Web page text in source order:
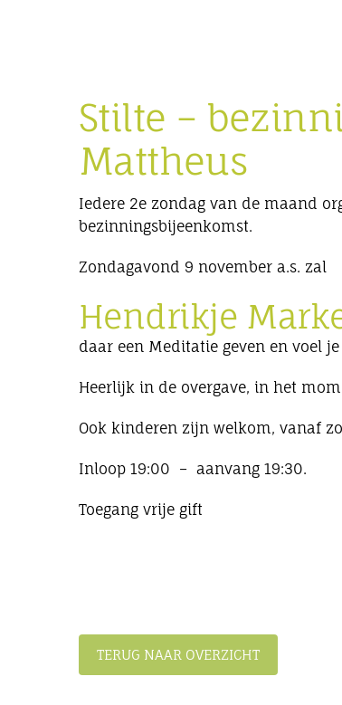
Stilte –
Mattheus
Iedere 2e zondag van de maand
bezinningsbijeenkomst.
Zondagavond 9 november a.s. zal
Hendrikje
daar een Meditatie geven en voel
Heerlijk in de overgave, in het
Ook kinderen zijn welkom, vanaf
Inloop 19:00 – aanvang 19:30.
Toegang vrije gift
TERUG NAAR OVERZICHT